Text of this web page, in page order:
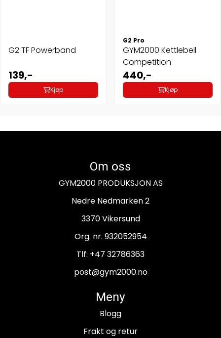
G2 TF Powerband
139,-
Kjøp
G2 Pro
GYM2000 Kettlebell
Competition
440,-
Kjøp
Om oss
GYM2000 PRODUKSJON AS
Nedre Nedmarken 2
3370 Vikersund
Org. nr. 932052954
Tlf: +47 32786363
post@gym2000.no
Meny
Blogg
Frakt og retur